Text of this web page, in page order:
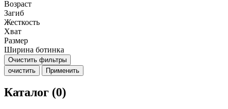
Возраст
Загиб
Жесткость
Хват
Размер
Ширина ботинка
Очистить фильтры
очистить
Применить
Каталог (0)